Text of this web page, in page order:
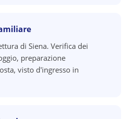
di Siena. Verifica dei
preparazione
visto d'ingresso in